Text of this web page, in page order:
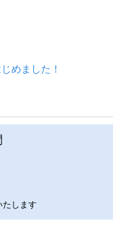
めました！
たします